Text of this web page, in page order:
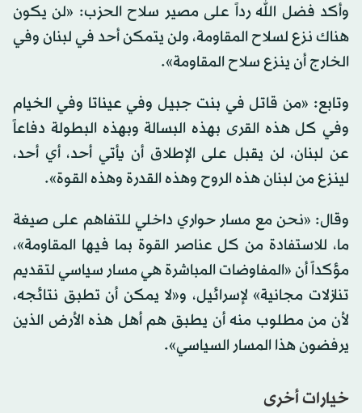
وأكد فضل الله رداً على مصير سلاح الحزب: «لن يكون
هناك نزع لسلاح المقاومة، ولن يتمكن أحد في لبنان وفي
الخارج أن ينزع سلاح المقاومة».
وتابع: «من قاتل في بنت جبيل وفي عيناتا وفي الخيام
وفي كل هذه القرى بهذه البسالة وبهذه البطولة دفاعاً
عن لبنان، لن يقبل على الإطلاق أن يأتي أحد، أي أحد،
لينزع من لبنان هذه الروح وهذه القدرة وهذه القوة».
وقال: «نحن مع مسار حواري داخلي للتفاهم على صيغة
ما، للاستفادة من كل عناصر القوة بما فيها المقاومة»،
مؤكداً أن «المفاوضات المباشرة هي مسار سياسي لتقديم
تنازلات مجانية» لإسرائيل، و«لا يمكن أن تطبق نتائجه،
لأن من مطلوب منه أن يطبق هم أهل هذه الأرض الذين
يرفضون هذا المسار السياسي».
خيارات أخرى